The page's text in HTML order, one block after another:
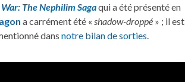
The Nephilim Sagaqui a été présenté en
a carrément été « shadow-droppé » ; il est
dans notre bilan de sorties